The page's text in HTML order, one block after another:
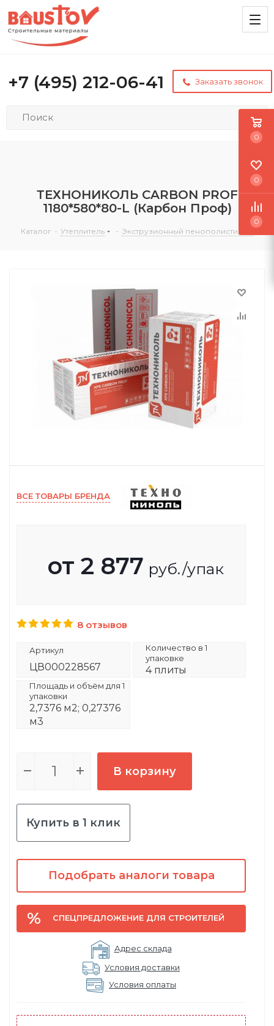
+7 (495) 212-06-41 Заказать звонок
ТЕХНОНИКОЛЬ CARBON PROF
1180*580*80-L (Карбон Проф)
Каталог - Утеплитель - Экструзионный пенополистирол
ВСЕ ТОВАРЫ БРЕНДА
от 2 877 руб./упак
8 отзывов
Артикул
ЦВ000228567
Количество в 1
упаковке
4 плиты
Площадь и объём для 1
упаковки
2,7376 м2; 0,27376
м3
В корзину
Купить в 1 клик
Подобрать аналоги товара
СПЕЦПРЕДЛОЖЕНИЕ ДЛЯ СТРОИТЕЛЕЙ
Адрес склада
Условия доставки
Условия оплаты
0
0
0